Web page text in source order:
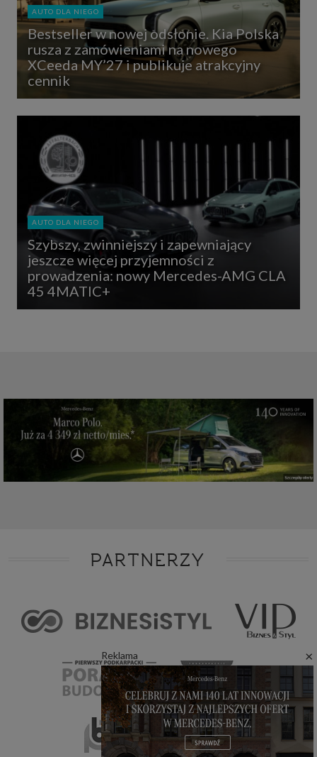
Reklama ×
AUTO DLA NIEGO
Bestseller w nowej odsłonie. Kia Polska
rusza z zamówieniami na nowego
XCeeda MY’27 i publikuje atrakcyjny
cennik
AUTO DLA NIEGO
Szybszy, zwinniejszy i zapewniający
jeszcze więcej przyjemności z
prowadzenia: nowy Mercedes-AMG CLA
45 4MATIC+
PARTNERZY